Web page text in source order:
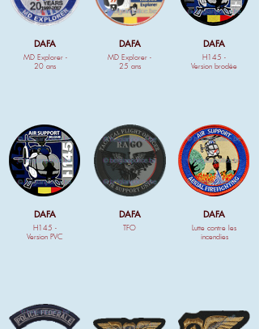
DAFA
MD Explorer -
20 ans
DAFA
MD Explorer -
25 ans
DAFA
H145 -
Version brodée
DAFA
H145 -
Version PVC
DAFA
TFO
DAFA
Lutte contre les
incendies